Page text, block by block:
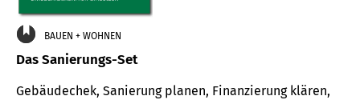
BAUEN + WOHNEN
Das Sanierungs-Set
Gebäudechek, Sanierung planen, Finanzierung klären,